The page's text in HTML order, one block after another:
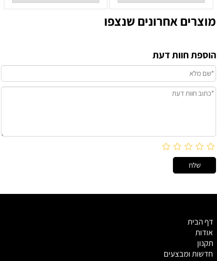
מוצרים אחרונים שנצפו
הוספת חוות דעת
דף הבית
אודות
תקנון
חדשות ומבצעים